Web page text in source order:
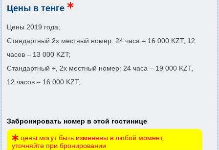
Цены в тенге
Цены 2019 года;
Стандартный 2х местный номер: 24 часа – 16 000 KZT, 12
часов – 13 000 KZT;
Стандартный +, 2х местный номер: 24 часа – 19 000 KZT,
12 часов – 16 000 KZT;
Забронировать номер в этой гостинице
цены могут быть изменены в любой момент,
уточняйте при бронировании